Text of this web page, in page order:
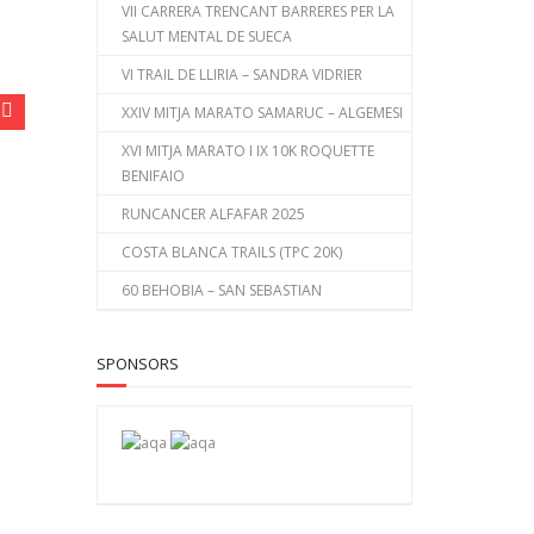
VII CARRERA TRENCANT BARRERES PER LA
SALUT MENTAL DE SUECA
VI TRAIL DE LLIRIA – SANDRA VIDRIER
XXIV MITJA MARATO SAMARUC – ALGEMESI
XVI MITJA MARATO I IX 10K ROQUETTE
BENIFAIO
RUNCANCER ALFAFAR 2025
COSTA BLANCA TRAILS (TPC 20K)
60 BEHOBIA – SAN SEBASTIAN
SPONSORS